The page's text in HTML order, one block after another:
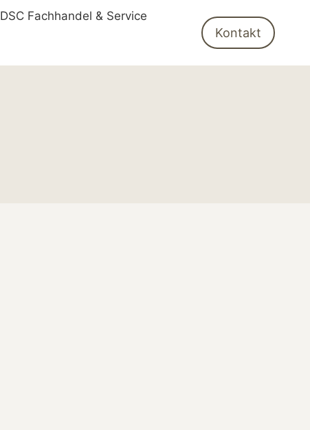
DSC Fachhandel & Service
Kontakt